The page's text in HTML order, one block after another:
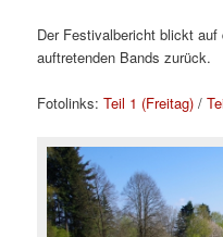
Der Festivalbericht blickt
auftretenden Bands zurück.
Fotolinks:Teil 1 (Freitag) /